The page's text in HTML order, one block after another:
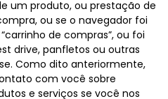
um produto, ou prestação de
ou se o navegador foi
de compras”, ou foi
drive, panfletos ou outras
Como dito anteriormente,
com você sobre
e serviços se você nos